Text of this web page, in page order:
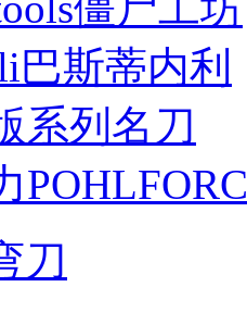
巴斯蒂内利
系列名刀
刀